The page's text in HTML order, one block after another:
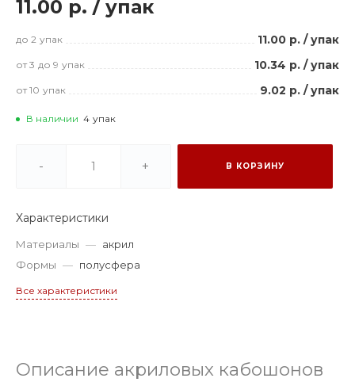
11.00 р. / упак
до 2 упак 11.00 р. / упак
от 3 до 9 упак 10.34 р. / упак
от 10 упак 9.02 р. / упак
В наличии 4 упак
- + В КОРЗИНУ
Характеристики
Материалы — акрил
Формы — полусфера
Все характеристики
Описание акриловых кабошонов